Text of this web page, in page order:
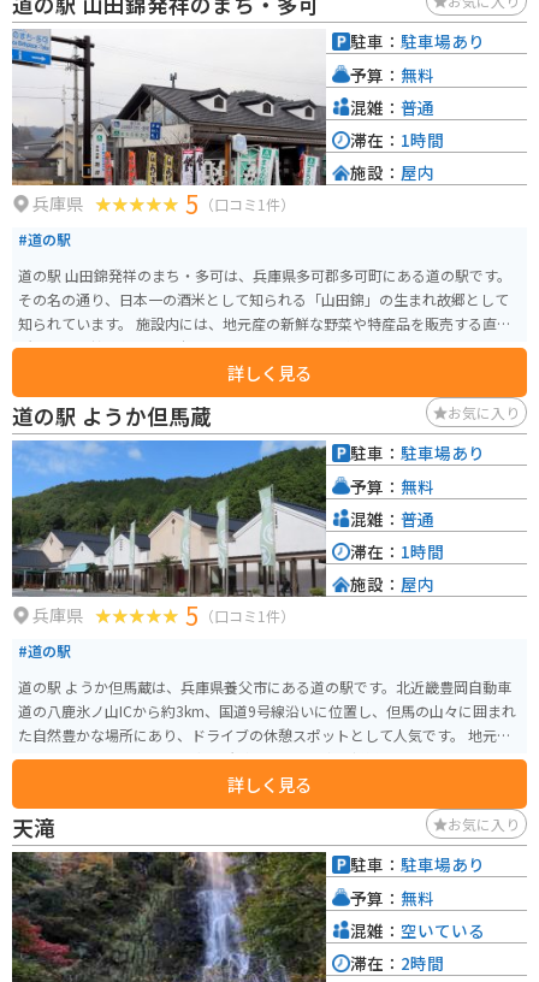
兵庫県 5 （口コミ1件）
#道の駅
道の駅 山田錦発祥のまち・多可は、兵庫県多可郡多可町にある道の駅です。
その名の通り、日本一の酒米として知られる「山田錦」の生まれ故郷として
知られています。 施設内には、地元産の新鮮な野菜や特産品を販売する直売
所や、山田錦を使った日本酒を販売するショップがあり、お土産探しにも最
適です。また、レストランでは地元食材をふんだんに使った料理を楽しむこ
とができます。 バイクで訪れる場合、道の駅には広い駐車場が完備されてい
るので安心です。周辺には、緑豊かな田園風景が広がり、ツーリングにも最
適なエリアです。特に、秋には黄金色に輝く稲穂が美しい風景を見せてくれ
ます。 周辺には、山田錦の生産地として有名な中区や、日本の滝百選に選ば
れた「天滝」など、観光スポットも点在しています。道の駅を拠点に、周辺エ
リアを巡ってみるのもおすすめです。
詳しく見る
駐車： 駐車場あり
予算： 無料
混雑： 普通
滞在： 1時間
施設： 屋内
道の駅 ようか但馬蔵 お気に入り
兵庫県 5 （口コミ1件）
#道の駅
道の駅 ようか但馬蔵は、兵庫県養父市にある道の駅です。北近畿豊岡自動車
道の八鹿氷ノ山ICから約3km、国道9号線沿いに位置し、但馬の山々に囲まれ
た自然豊かな場所にあり、ドライブの休憩スポットとして人気です。 地元の
農産物や特産品を販売する直売所があり、但馬牛や新鮮な野菜、地元産の日
本酒や銘菓など、お土産探しにも最適です。また、レストランでは、但馬牛を
使った料理や、地元産のそばなどが楽しめます。 バイクで訪れる場合、道の
駅には広い駐車場が完備されているので安心です。ツーリングの休憩場所と
して、立ち寄ってみてはいかがでしょうか。周辺には、氷ノ山や鉢伏高原な
ど、自然豊かな観光スポットも点在しています。 道の駅 ようか但馬蔵は、但
馬の魅力が詰まった道の駅です。ぜひ一度訪れてみてください。
詳しく見る
駐車： 駐車場あり
予算： 無料
混雑： 普通
滞在： 1時間
施設： 屋内
天滝 お気に入り
駐車： 駐車場あり
予算： 無料
混雑： 空いている
滞在： 2時間